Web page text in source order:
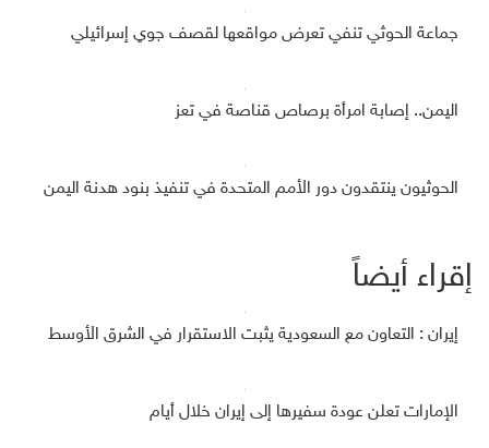
جماعة الحوثي تنفي تعرض مواقعها لقصف جوي إسرائيلي
اليمن.. إصابة امرأة برصاص قناصة في تعز
الحوثيون ينتقدون دور الأمم المتحدة في تنفيذ بنود هدنة اليمن
إقراء أيضاً
إيران : التعاون مع السعودية يثبت الاستقرار في الشرق الأوسط
الإمارات تعلن عودة سفيرها إلى إيران خلال أيام